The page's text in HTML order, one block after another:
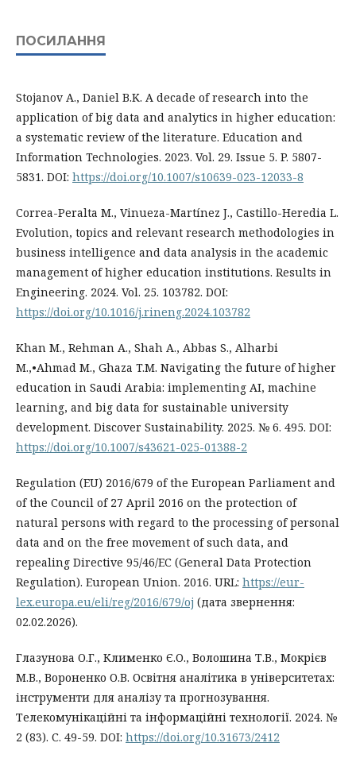
ПОСИЛАННЯ
Stojanov A., Daniel B.K. A decade of research into the
application of big data and analytics in higher education:
a systematic review of the literature. Education and
Information Technologies. 2023. Vol. 29. Issue 5. P. 5807-
5831. DOI: https://doi.org/10.1007/s10639-023-12033-8
Correa-Peralta M., Vinueza-Martínez J., Castillo-Heredia L.
Evolution, topics and relevant research methodologies in
business intelligence and data analysis in the academic
management of higher education institutions. Results in
Engineering. 2024. Vol. 25. 103782. DOI:
https://doi.org/10.1016/j.rineng.2024.103782
Khan M., Rehman A., Shah A., Abbas S., Alharbi
M.,•Ahmad M., Ghaza T.M. Navigating the future of higher
education in Saudi Arabia: implementing AI, machine
learning, and big data for sustainable university
development. Discover Sustainability. 2025. № 6. 495. DOI:
https://doi.org/10.1007/s43621-025-01388-2
Regulation (EU) 2016/679 of the European Parliament and
of the Council of 27 April 2016 on the protection of
natural persons with regard to the processing of personal
data and on the free movement of such data, and
repealing Directive 95/46/EC (General Data Protection
Regulation). European Union. 2016. URL: https://eur-
lex.europa.eu/eli/reg/2016/679/oj (дата звернення:
02.02.2026).
Глазунова О.Г., Клименко Є.О., Волошина Т.В., Мокрієв
М.В., Вороненко О.В. Освітня аналітика в університетах:
інструменти для аналізу та прогнозування.
Телекомунікаційні та інформаційні технології. 2024. №
2 (83). С. 49-59. DOI: https://doi.org/10.31673/2412